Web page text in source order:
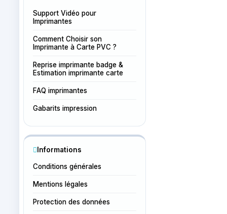
Support Vidéo pour
Imprimantes
Comment Choisir son
Imprimante à Carte PVC ?
Reprise imprimante badge &
Estimation imprimante carte
FAQ imprimantes
Gabarits impression
Informations
Conditions générales
Mentions légales
Protection des données